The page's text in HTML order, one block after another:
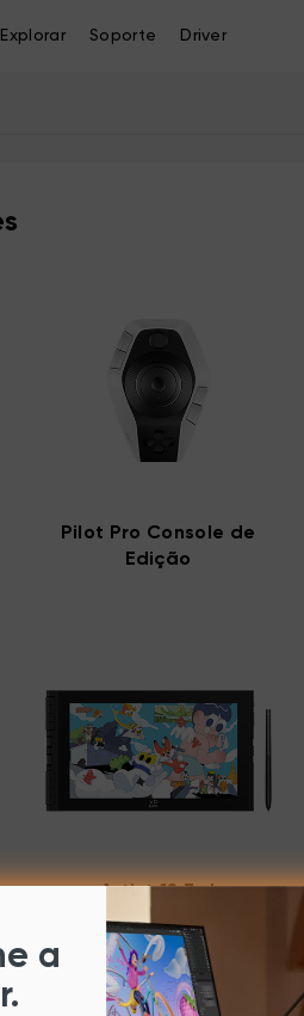
Explorar Soporte Driver
Pilot Pro Console de
Edição
Artist 12 3rd
a